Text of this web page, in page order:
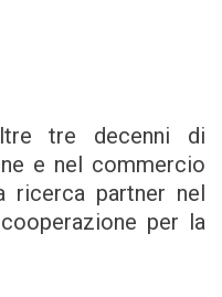
tre decenni di
e nel commercio
ricerca partner nel
per la